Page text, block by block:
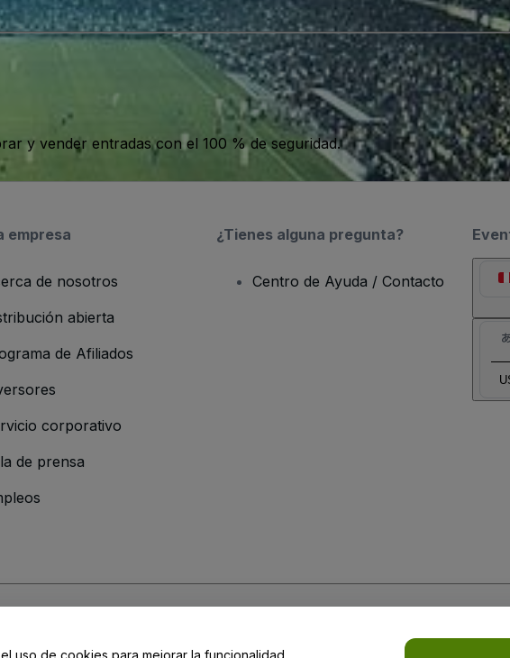
y vender entradas con el 100 % de seguridad.
empresa
de nosotros
abierta
de Afiliados
corporativo
de prensa
¿Tienes alguna pregunta?
Centro de Ayuda / Contacto
y de laPolítica de
uso de cookies para mejorar la funcionalidad